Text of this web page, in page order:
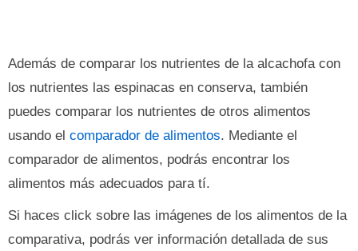
Además de comparar los nutrientes de la alcachofa con
los nutrientes las espinacas en conserva, también
puedes comparar los nutrientes de otros alimentos
usando el comparador de alimentos. Mediante el
comparador de alimentos, podrás encontrar los
alimentos más adecuados para tí.
Si haces click sobre las imágenes de los alimentos de la
comparativa, podrás ver información detallada de sus